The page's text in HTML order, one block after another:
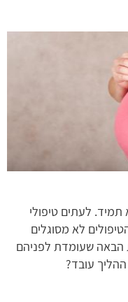
לעתים טיפולי
לא מסוגלים
הבאה שעומדת לפניהם
עובד?